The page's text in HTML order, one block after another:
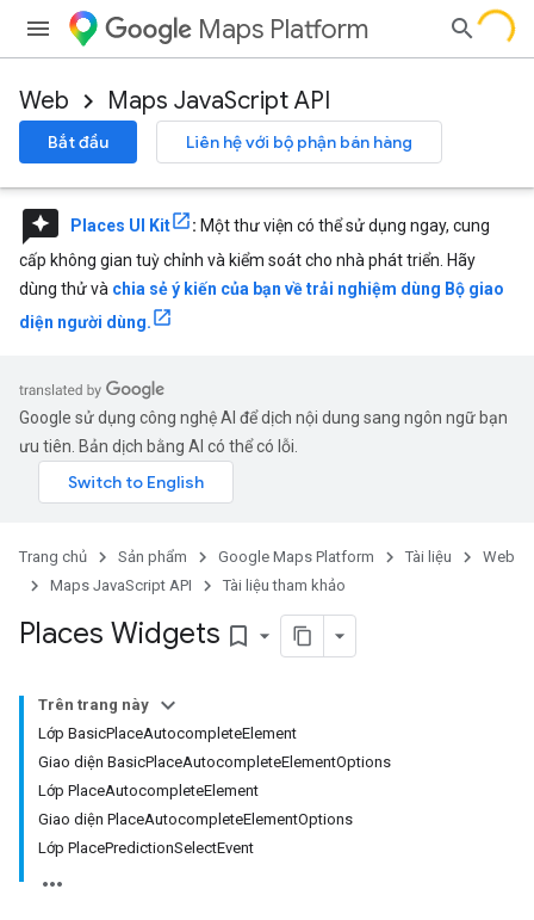
Maps Platform
Web Maps JavaScript API
Bắt đầu Liên hệ với bộ phận bán hàng
reviews Places UI Kit : Một thư viện có thể sử dụng ngay, cung
cấp không gian tuỳ chỉnh và kiểm soát cho nhà phát triển. Hãy
dùng thử và chia sẻ ý kiến của bạn về trải nghiệm dùng Bộ giao
diện người dùng.
Google sử dụng công nghệ AI để dịch nội dung sang ngôn ngữ bạn
ưu tiên. Bản dịch bằng AI có thể có lỗi.
Trang chủ Sản phẩm Google Maps Platform Tài liệu
Web
Maps JavaScript API
Tài liệu tham khảo
Places Widgets bookmark_border
Trên trang này
Lớp BasicPlaceAutocompleteElement
Giao diện BasicPlaceAutocompleteElementOptions
Lớp PlaceAutocompleteElement
Giao diện PlaceAutocompleteElementOptions
Lớp PlacePredictionSelectEvent